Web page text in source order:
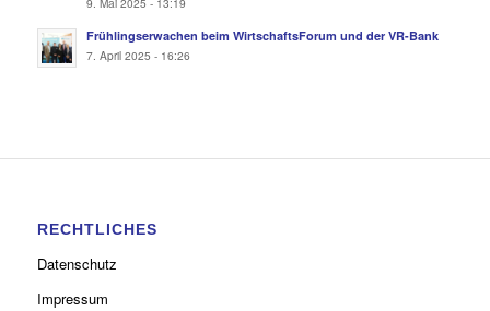
Frühlingserwachen beim WirtschaftsForum und der VR-Bank
7. April 2025 - 16:26
RECHTLICHES
Datenschutz
Impressum